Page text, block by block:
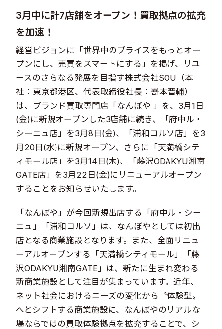
3月中に計7店舗をオープン！買取拠点の拡充
を加速！
経営ビジョンに「世界中のプライスをもっとオー
プンにし、売買をスマートにする」を掲げ、リユ
ースのさらなる発展を目指す株式会社SOU（本
社：東京都港区、代表取締役社長：嵜本晋輔）
は、ブランド買取専門店「なんぼや 」を、3月1日
(金)に新規オープンした3店舗に続き、「府中ル・
シーニュ店」を3月8日(金)、「浦和コルソ店」を3
月20日(水)に新規オープン、さらに「天満橋シテ
ィモール店」を3月14日(木)、「藤沢ODAKYU湘南
GATE店」を3月22日(金)にリニューアルオープン
することをお知らせいたします。
「なんぼや」が今回新規出店する「府中ル・シー
ニュ」「浦和コルソ」は、なんぼやとしては初出
店となる商業施設となります。また、全面リニュ
ーアルオープンする「天満橋シティモール」「藤
沢ODAKYU湘南GATE」は、新たに生まれ変わる
新商業施設として注目が集まっています。近年、
ネット社会におけるニーズの変化から〝体験型〟
へとシフトする商業施設に、なんぼやのリアルな
場ならではの買取体験拠点を拡充することで、シ